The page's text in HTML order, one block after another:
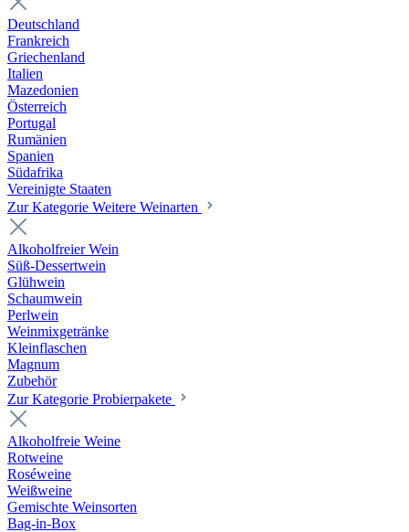
Deutschland
Frankreich
Griechenland
Italien
Mazedonien
Österreich
Portugal
Rumänien
Spanien
Südafrika
Vereinigte Staaten
Zur Kategorie Weitere Weinarten
Alkoholfreier Wein
Süß-Dessertwein
Glühwein
Schaumwein
Perlwein
Weinmixgetränke
Kleinflaschen
Magnum
Zubehör
Zur Kategorie Probierpakete
Alkoholfreie Weine
Rotweine
Roséweine
Weißweine
Gemischte Weinsorten
Bag-in-Box